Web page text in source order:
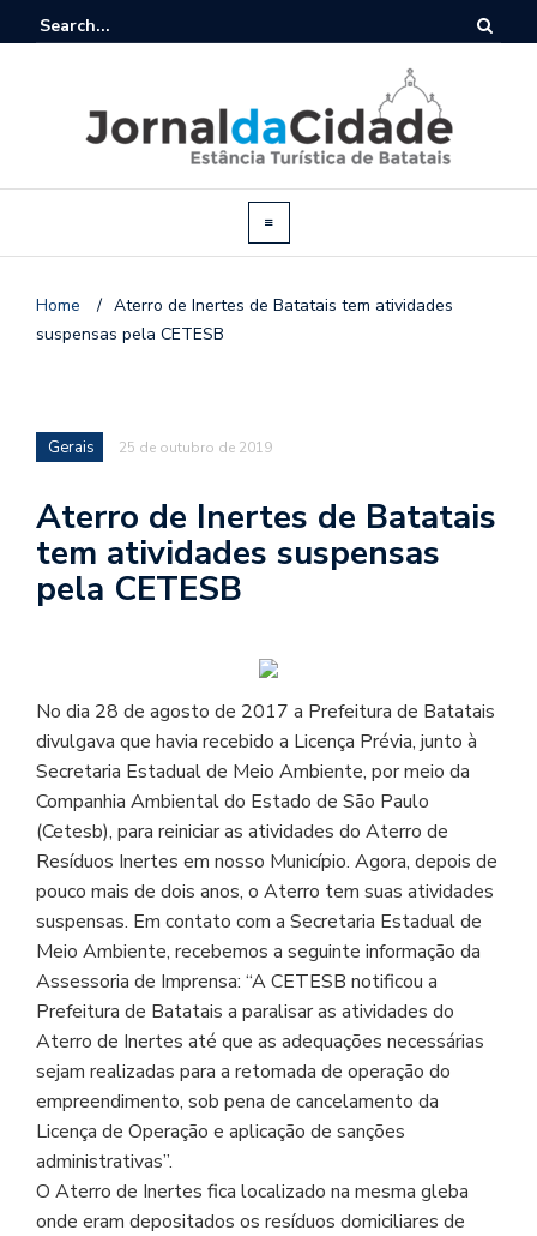
Home / Aterro de Inertes de Batatais tem atividades
suspensas pela CETESB
Gerais 25 de outubro de 2019
Aterro de Inertes de Batatais
tem atividades suspensas
pela CETESB
No dia 28 de agosto de 2017 a Prefeitura de Batatais
divulgava que havia recebido a Licença Prévia, junto à
Secretaria Estadual de Meio Ambiente, por meio da
Companhia Ambiental do Estado de São Paulo
(Cetesb), para reiniciar as atividades do Aterro de
Resíduos Inertes em nosso Município. Agora, depois de
pouco mais de dois anos, o Aterro tem suas atividades
suspensas. Em contato com a Secretaria Estadual de
Meio Ambiente, recebemos a seguinte informação da
Assessoria de Imprensa: “A CETESB notificou a
Prefeitura de Batatais a paralisar as atividades do
Aterro de Inertes até que as adequações necessárias
sejam realizadas para a retomada de operação do
empreendimento, sob pena de cancelamento da
Licença de Operação e aplicação de sanções
administrativas”.
O Aterro de Inertes fica localizado na mesma gleba
onde eram depositados os resíduos domiciliares de